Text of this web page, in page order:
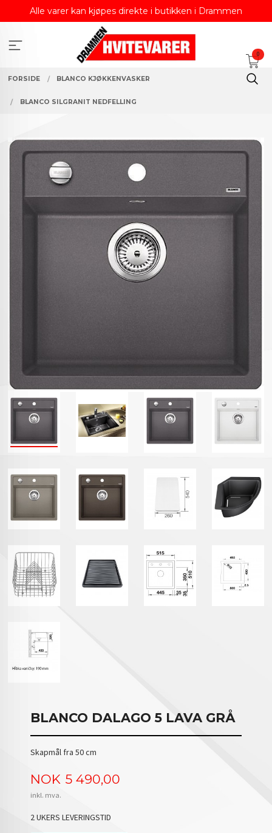
Alle varer kan kjøpes direkte i butikken i Drammen
0
FORSIDE BLANCO KJØKKENVASKER
BLANCO SILGRANIT NEDFELLING
BLANCO DALAGO 5 LAVA GRÅ
Skapmål fra 50 cm
Pris
NOK 5 490,00
inkl. mva.
2 UKERS LEVERINGSTID